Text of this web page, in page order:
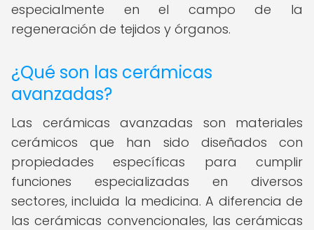
especialmente en el campo de la
regeneración de tejidos y órganos.
¿Qué son las cerámicas
avanzadas?
Las cerámicas avanzadas son materiales
cerámicos que han sido diseñados con
propiedades específicas para cumplir
funciones especializadas en diversos
sectores, incluida la medicina. A diferencia de
las cerámicas convencionales, las cerámicas